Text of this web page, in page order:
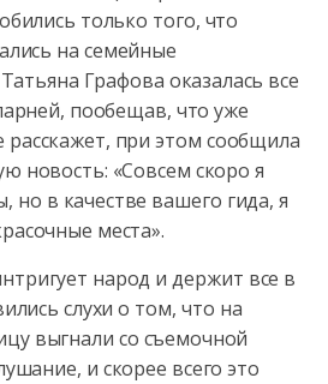
только того, что
на семейные
Графова оказалась все
пообещав, что уже
расскажет, при этом сообщила
новость: «Совсем скоро я
но в качестве вашего гида, я
места».
народ и держит все в
слухи о том, что на
выгнали со съемочной
и скорее всего это